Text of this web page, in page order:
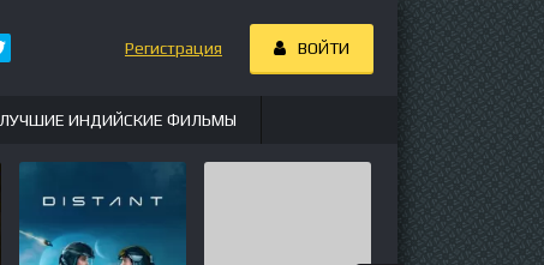
Регистрация ВОЙТИ
ЛУЧШИЕ ИНДИЙСКИЕ ФИЛЬМЫ